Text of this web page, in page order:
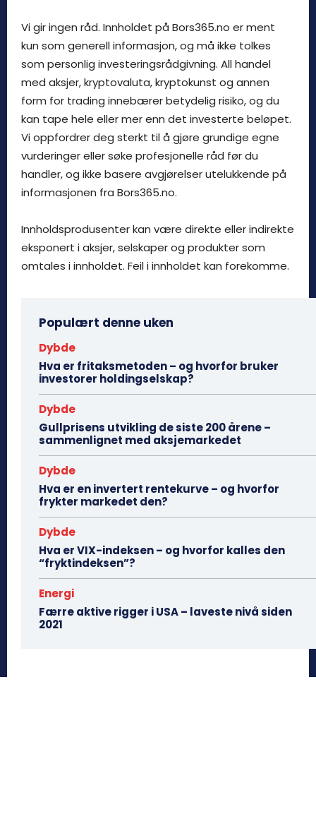
Vi gir ingen råd. Innholdet på Bors365.no er ment
kun som generell informasjon, og må ikke tolkes
som personlig investeringsrådgivning. All handel
med aksjer, kryptovaluta, kryptokunst og annen
form for trading innebærer betydelig risiko, og du
kan tape hele eller mer enn det investerte beløpet.
Vi oppfordrer deg sterkt til å gjøre grundige egne
vurderinger eller søke profesjonelle råd før du
handler, og ikke basere avgjørelser utelukkende på
informasjonen fra Bors365.no.
Innholdsprodusenter kan være direkte eller indirekte
eksponert i aksjer, selskaper og produkter som
omtales i innholdet. Feil i innholdet kan forekomme.
Populært denne uken
Dybde
Hva er fritaksmetoden – og hvorfor bruker
investorer holdingselskap?
Dybde
Gullprisens utvikling de siste 200 årene –
sammenlignet med aksjemarkedet
Dybde
Hva er en invertert rentekurve – og hvorfor
frykter markedet den?
Dybde
Hva er VIX-indeksen – og hvorfor kalles den
“fryktindeksen”?
Energi
Færre aktive rigger i USA – laveste nivå siden
2021